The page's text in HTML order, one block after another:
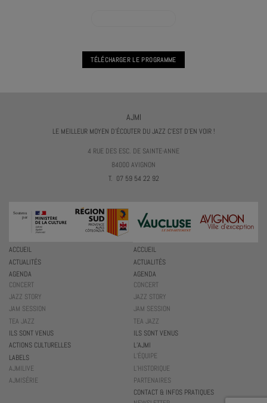
TÉLÉCHARGER LE PROGRAMME
AJMI
LE MEILLEUR MOYEN D'ÉCOUTER DU JAZZ C'EST D'EN VOIR !
4 RUE DES ESC. DE SAINTE-ANNE
84000 AVIGNON
T. 07 59 54 22 92
ACCUEIL
ACTUALITÉS
AGENDA
CONCERT
JAZZ STORY
JAM SESSION
TEA JAZZ
ILS SONT VENUS
ACCUEIL
ACTUALITÉS
AGENDA
CONCERT
JAZZ STORY
JAM SESSION
TEA JAZZ
ILS SONT VENUS
ACTIONS CULTURELLES
LABELS
AJMILIVE
AJMISÉRIE
L’AJMI
L’ÉQUIPE
L’HISTORIQUE
PARTENAIRES
CONTACT & INFOS PRATIQUES